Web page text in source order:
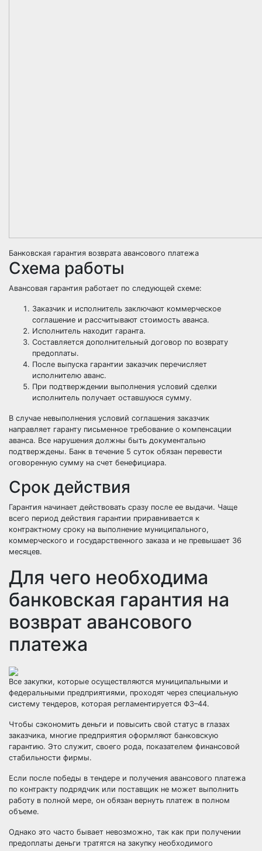
Банковская гарантия возврата авансового платежа
Схема работы
Авансовая гарантия работает по следующей схеме:
Заказчик и исполнитель заключают коммерческое
соглашение и рассчитывают стоимость аванса.
Исполнитель находит гаранта.
Составляется дополнительный договор по возврату
предоплаты.
После выпуска гарантии заказчик перечисляет
исполнителю аванс.
При подтверждении выполнения условий сделки
исполнитель получает оставшуюся сумму.
В случае невыполнения условий соглашения заказчик
направляет гаранту письменное требование о компенсации
аванса. Все нарушения должны быть документально
подтверждены. Банк в течение 5 суток обязан перевести
оговоренную сумму на счет бенефициара.
Срок действия
Гарантия начинает действовать сразу после ее выдачи. Чаще
всего период действия гарантии приравнивается к
контрактному сроку на выполнение муниципального,
коммерческого и государственного заказа и не превышает 36
месяцев.
Для чего необходима
банковская гарантия на
возврат авансового
платежа
Все закупки, которые осуществляются муниципальными и
федеральными предприятиями, проходят через специальную
систему тендеров, которая регламентируется ФЗ–44.
Чтобы сэкономить деньги и повысить свой статус в глазах
заказчика, многие предприятия оформляют банковскую
гарантию. Это служит, своего рода, показателем финансовой
стабильности фирмы.
Если после победы в тендере и получения авансового платежа
по контракту подрядчик или поставщик не может выполнить
работу в полной мере, он обязан вернуть платеж в полном
объеме.
Однако это часто бывает невозможно, так как при получении
предоплаты деньги тратятся на закупку необходимого